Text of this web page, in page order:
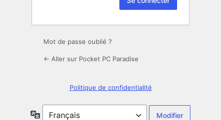
Mot de passe oublié ?
← Aller sur Pocket PC Paradise
Politique de confidentialité
Langue